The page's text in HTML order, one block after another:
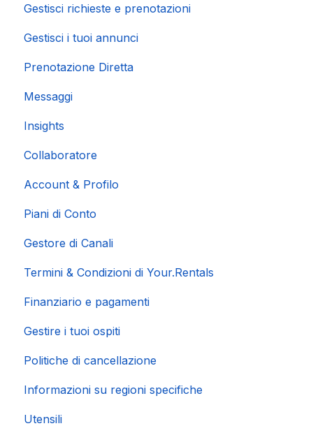
Gestisci richieste e prenotazioni
Gestisci i tuoi annunci
Prenotazione Diretta
Messaggi
Insights
Collaboratore
Account & Profilo
Piani di Conto
Gestore di Canali
Termini & Condizioni di Your.Rentals
Finanziario e pagamenti
Gestire i tuoi ospiti
Politiche di cancellazione
Informazioni su regioni specifiche
Utensili